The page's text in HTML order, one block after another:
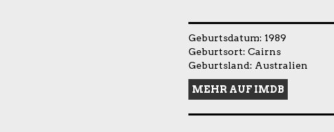
Geburtsdatum: 1989
Geburtsort: Cairns
Geburtsland: Australien
MEHR AUF IMDB